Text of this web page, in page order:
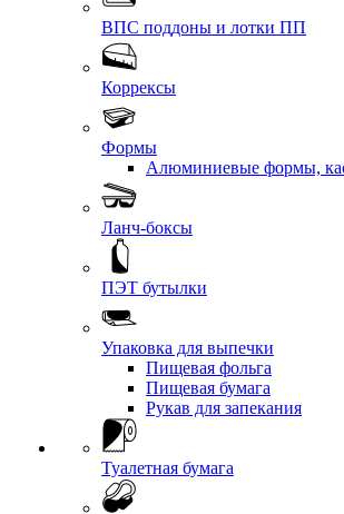
ВПС поддоны и лотки ПП
Коррексы
Формы
Алюминиевые формы,
Ланч-боксы
ПЭТ бутылки
Упаковка для выпечки
Пищевая фольга
Пищевая бумага
Рукав для запекания
Туалетная бумага